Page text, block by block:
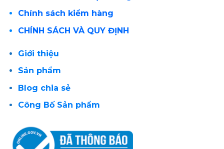
Chính sách kiểm hàng
CHÍNH SÁCH VÀ QUY ĐỊNH
Giới thiệu
Sản phẩm
Blog chia sẻ
Công Bố Sản phẩm